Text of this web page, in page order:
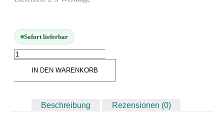
Maskierfolien & Maskierbänder
Reinigung & Pflege
Airbrush-Reiniger
Sofort lieferbar
IN DEN WARENKORB
Beschreibung Rezensionen (0)